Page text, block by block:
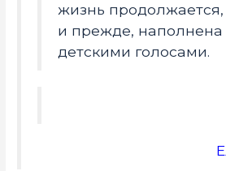
жизнь
и прежде, наполнена
детскими голосами.